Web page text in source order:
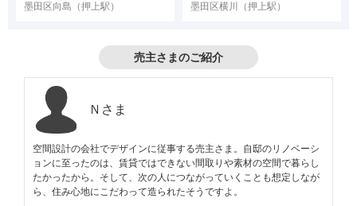
墨田区向島 （押上駅）
墨田区横川
（押上駅）
売主さまのご紹介
Ｎさま
空間設計の会社でデザインに従事する売主さま。自邸のリノベーシ
ョンに至ったのは、賃貸ではできない間取りや素材の空間で暮らし
たかったから。そして、次の人につながっていくことも想定しなが
ら、住み心地にこだわって造られたそうですよ。